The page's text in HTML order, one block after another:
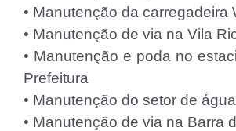
• Manutenção da carregadeira
• Manutenção de via na Vila
• Manutenção e poda no
Prefeitura
• Manutenção do setor de
• Manutenção de via na Barra